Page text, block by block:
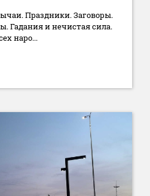
Праздники. Заговоры.
Гадания и нечистая сила.
наро...